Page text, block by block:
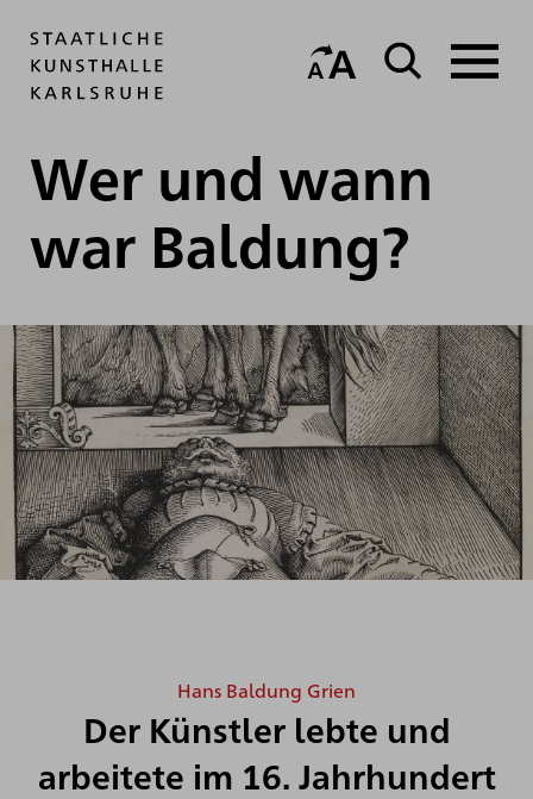
Wer und wann
war Baldung?
Hans Baldung Grien
Der Künstler lebte und
arbeitete im 16. Jahrhundert